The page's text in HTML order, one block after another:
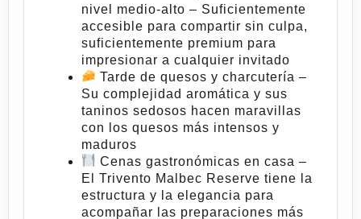
nivel medio-alto – Suficientemente
accesible para compartir sin culpa,
suficientemente premium para
impresionar a cualquier invitado
Tarde de quesos y charcutería –
Su complejidad aromática y sus
taninos sedosos hacen maravillas
con los quesos más intensos y
maduros
Cenas gastronómicas en casa –
El Trivento Malbec Reserve tiene la
estructura y la elegancia para
acompañar las preparaciones más